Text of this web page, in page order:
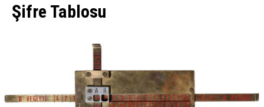
Şifre Tablosu